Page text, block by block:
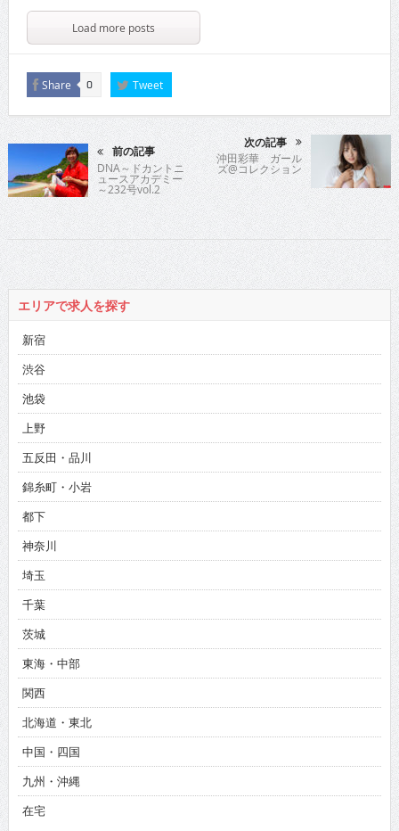
Load more posts
Share 0 Tweet
前の記事
DNA～ドカントニ
ュースアカデミー
～232号vol.2
次の記事
沖田彩華 ガール
ズ@コレクション
エリアで求人を探す
新宿
渋谷
池袋
上野
五反田・品川
錦糸町・小岩
都下
神奈川
埼玉
千葉
茨城
東海・中部
関西
北海道・東北
中国・四国
九州・沖縄
在宅